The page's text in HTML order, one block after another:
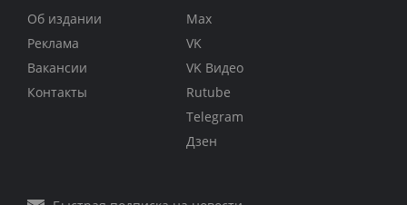
Об издании
Реклама
Вакансии
Контакты
Max
VK
VK Видео
Rutube
Telegram
Дзен